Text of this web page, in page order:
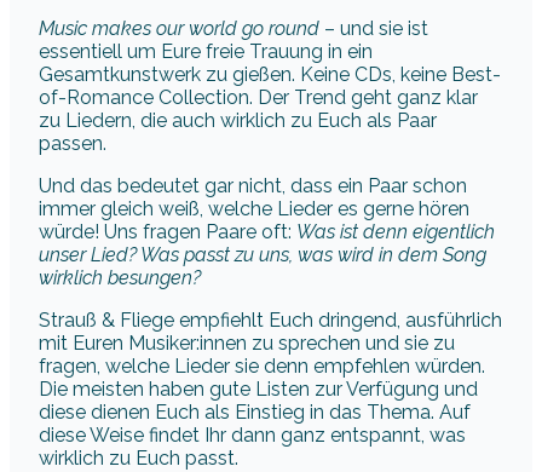
Music makes our world go round – und sie ist
essentiell um Eure freie Trauung in ein
Gesamtkunstwerk zu gießen. Keine CDs, keine Best-
of-Romance Collection. Der Trend geht ganz klar
zu Liedern, die auch wirklich zu Euch als Paar
passen.
Und das bedeutet gar nicht, dass ein Paar schon
immer gleich weiß, welche Lieder es gerne hören
würde! Uns fragen Paare oft: Was ist denn eigentlich
unser Lied? Was passt zu uns, was wird in dem Song
wirklich besungen?
Strauß & Fliege empfiehlt Euch dringend, ausführlich
mit Euren Musiker:innen zu sprechen und sie zu
fragen, welche Lieder sie denn empfehlen würden.
Die meisten haben gute Listen zur Verfügung und
diese dienen Euch als Einstieg in das Thema. Auf
diese Weise findet Ihr dann ganz entspannt, was
wirklich zu Euch passt.